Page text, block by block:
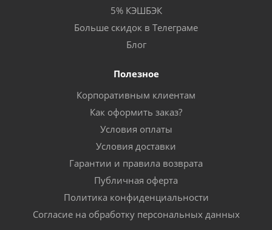
5% КЭШБЭК
Больше скидок в Телеграме
Блог
Полезное
Корпоративным клиентам
Как оформить заказ?
Условия оплаты
Условия доставки
Гарантии и правила возврата
Публичная оферта
Политика конфиденциальности
Согласие на обработку персональных данных